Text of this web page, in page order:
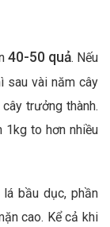
40-50 quả. Nếu
sau vài năm cây
trưởng thành.
1kg to hơn nhiều
bầu dục, phần
cao. Kể cả khi